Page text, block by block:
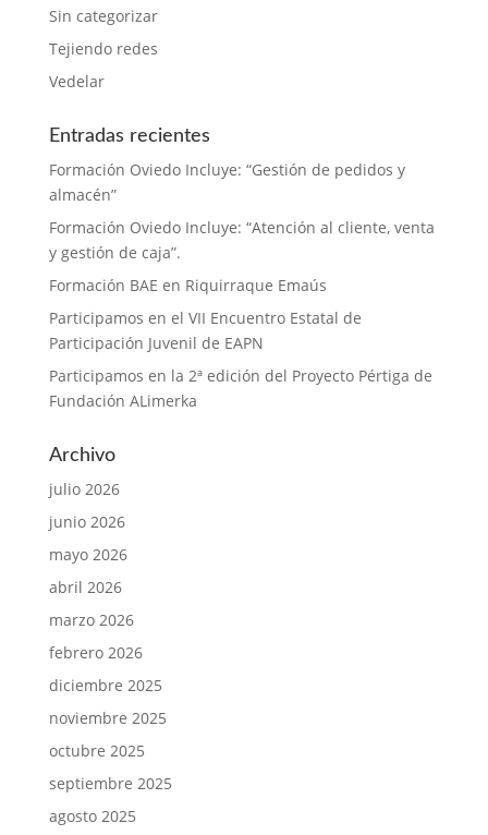
Sin categorizar
Tejiendo redes
Vedelar
Entradas recientes
Formación Oviedo Incluye: “Gestión de pedidos y
almacén”
Formación Oviedo Incluye: “Atención al cliente, venta
y gestión de caja”.
Formación BAE en Riquirraque Emaús
Participamos en el VII Encuentro Estatal de
Participación Juvenil de EAPN
Participamos en la 2ª edición del Proyecto Pértiga de
Fundación ALimerka
Archivo
julio 2026
junio 2026
mayo 2026
abril 2026
marzo 2026
febrero 2026
diciembre 2025
noviembre 2025
octubre 2025
septiembre 2025
agosto 2025